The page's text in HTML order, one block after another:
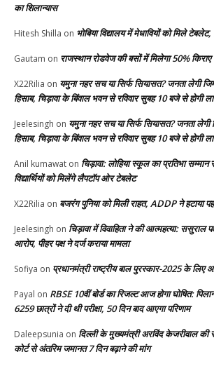
का शिलान्यास
Hitesh Shilla on भोबिया विद्यालय में मेधावियों को मिले
Gautam on राजस्थान रोडवेज की बसों में मिलेगा 50%
X22Rilia on यमुना नहर सच या सिर्फ सियासत? जनता लेगी
हिसाब, चिड़ावा के बिंवाल भवन से रविवार सुबह 10 बजे से होगी
Jeelesingh on यमुना नहर सच या सिर्फ सियासत? जनता लेगी
हिसाब, चिड़ावा के बिंवाल भवन से रविवार सुबह 10 बजे से होगी
Anil kumawat on चिड़ावा: लोहिया स्कूल का प्रतिभा
विद्यार्थियों को मिलेंगे लैपटॉप ओर टेबलेट
X22Rilia on बजरंग पुनिया को मिली राहत, ADDP ने हटाया
Jeelesingh on चिड़ावा में विवाहिता ने की आत्महत्या: ससुराल
आरोप, पीहर पक्ष ने दर्ज कराया मामला
Sofiya on प्रधानमंत्री राष्ट्रीय बाल पुरस्कार-2025 के
Payal on RBSE 10वीं बोर्ड का रिजल्ट आज होगा घोषित:
6259 छात्रों ने दी थी परीक्षा, 50 दिन बाद आएगा परिणाम
Daleepsunia on दिल्ली के मुख्यमंत्री अरविंद केजरीवाल की
कोर्ट से अंतरिम जमानत 7 दिन बढ़ाने की मांग